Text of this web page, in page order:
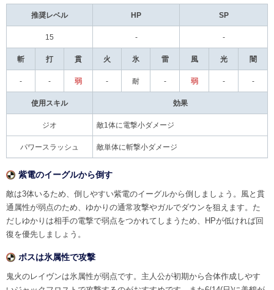
推奨レベル HP SP
15 - -
斬 打 貫 火 氷 雷 風 光 闇
- - 弱 - 耐 - 弱 - -
使用スキル 効果
ジオ 敵1体に電撃小ダメージ
パワースラッシュ 敵単体に斬撃小ダメージ
紫電のイーグルから倒す
敵は3体いるため、倒しやすい紫電のイーグルから倒しましょう。風と貫
通属性が弱点のため、ゆかりの通常攻撃やガルでダウンを狙えます。た
だしゆかりは相手の電撃で弱点をつかれてしまうため、HPが低ければ回
復を優先しましょう。
ボスは氷属性で攻撃
鬼火のレイヴンは氷属性が弱点です。主人公が初期から合体作成しやす